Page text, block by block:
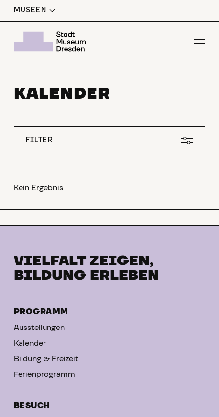
MUSEEN
KALENDER
FILTER
Kein Ergebnis
VIELFALT ZEIGEN,
BILDUNG ERLEBEN
PROGRAMM
Ausstellungen
Kalender
Bildung & Freizeit
Ferienprogramm
BESUCH